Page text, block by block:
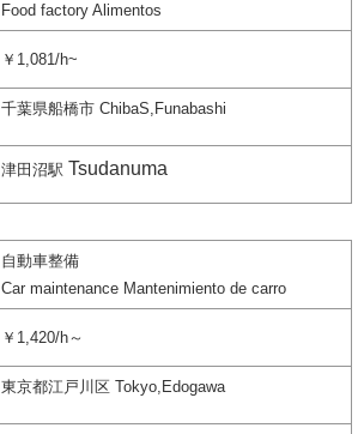
Food factory Alimentos
￥1,081/h~
千葉県船橋市 ChibaS,Funabashi
津田沼駅 Tsudanuma
自動車整備
Car maintenance Mantenimiento de carro
￥1,420/h～
東京都江戸川区 Tokyo,Edogawa